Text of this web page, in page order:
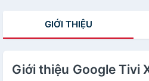
GIỚI THIỆU
Giới thiệu Google Tivi